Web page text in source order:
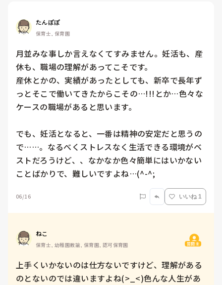
たんぽぽ
保育士, 保育園
月並みな事しか言えなくてすみません。妊活も、産
休も、職場の理解があってこそです。
産休とかの、実績があったとしても、新卒で長年ず
っとそこで働いてきたからこその…!!!とか…色々な
ケースの職場があると思います。
でも、妊活となると、一番は精神の安定だと思うの
で……。なるべくストレスなく生活できる環境がベ
ストだろうけど、、なかなか色々簡単にはいかない
ことばかりで、難しいですよね…(^-^;
06/16 いいね 1
ねこ
保育士, 幼稚園教諭, 保育園, 認可保育園 質問主
上手くいかないのは仕方ないですけど、理解がある
のとないのでは違いますよね(>_<)色んな人生があ